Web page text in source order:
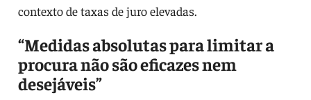
contexto de taxas de juro elevadas.
“Medidas absolutas para limitar a
procura não são eficazes nem
desejáveis”